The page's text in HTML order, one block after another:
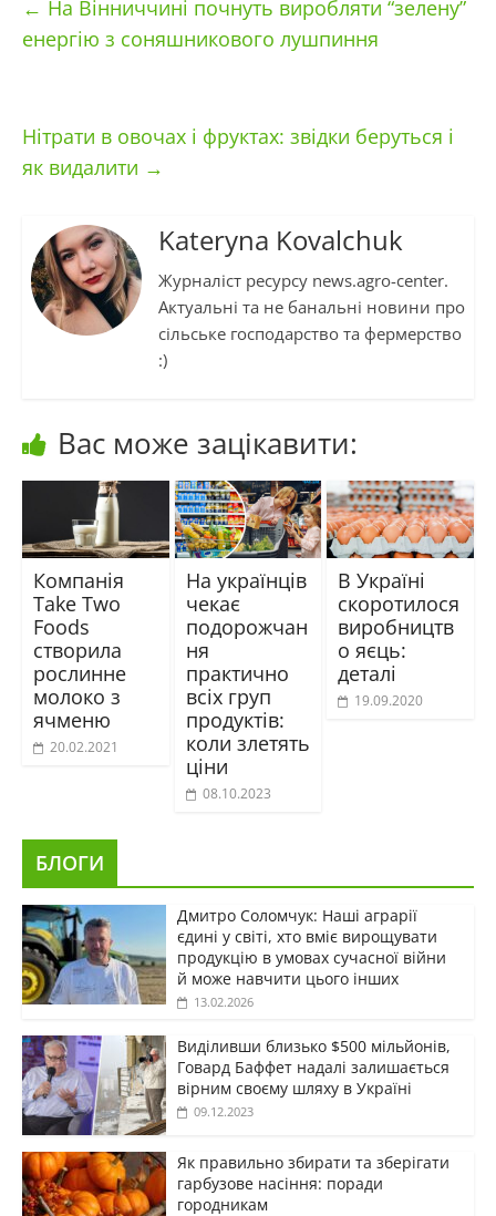
← На Вінниччині почнуть виробляти “зелену”
енергію з соняшникового лушпиння
Нітрати в овочах і фруктах: звідки беруться і
як видалити →
Kateryna Kovalchuk
Журналіст ресурсу news.agro-center.
Актуальні та не банальні новини про
сільське господарство та фермерство
:)
Вас може зацікавити:
Компанія
Take Two
Foods
створила
рослинне
молоко з
ячменю
20.02.2021
На українців
чекає
подорожчан
ня
практично
всіх груп
продуктів:
коли злетять
ціни
08.10.2023
В Україні
скоротилося
виробництв
о яєць:
деталі
19.09.2020
БЛОГИ
Дмитро Соломчук: Наші аграрії
єдині у світі, хто вміє вирощувати
продукцію в умовах сучасної війни
й може навчити цього інших
13.02.2026
Виділивши близько $500 мільйонів,
Говард Баффет надалі залишається
вірним своєму шляху в Україні
09.12.2023
Як правильно збирати та зберігати
гарбузове насіння: поради
городникам